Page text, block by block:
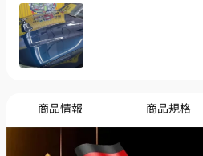
じられない！これからも安心して使
商品情報 商品規格